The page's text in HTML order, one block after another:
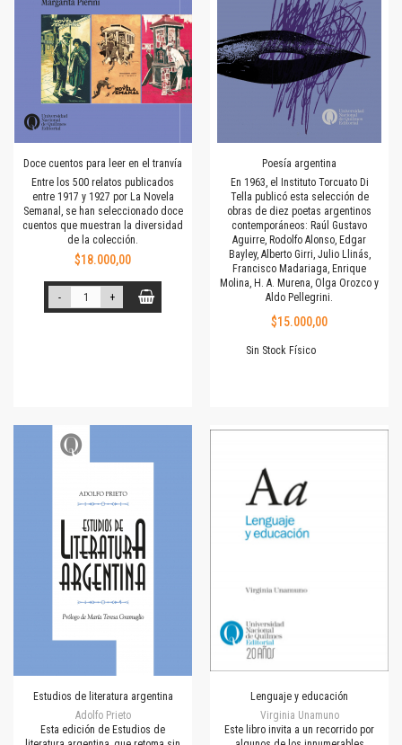
Doce cuentos para leer en el tranvía
Entre los 500 relatos publicados
entre 1917 y 1927 por La Novela
Semanal, se han seleccionado doce
cuentos que muestran la diversidad
de la colección.
$18.000,00
- +
Poesía argentina
En 1963, el Instituto Torcuato Di
Tella publicó esta selección de
obras de diez poetas argentinos
contemporáneos: Raúl Gustavo
Aguirre, Rodolfo Alonso, Edgar
Bayley, Alberto Girri, Julio Llinás,
Francisco Madariaga, Enrique
Molina, H. A. Murena, Olga Orozco y
Aldo Pellegrini.
$15.000,00
Sin Stock Físico
Estudios de literatura argentina
Adolfo Prieto
Esta edición de Estudios de
Lenguaje y educación
Virginia Unamuno
Este libro invita a un recorrido por